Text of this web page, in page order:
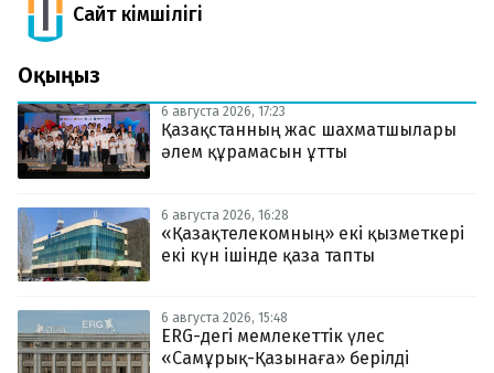
Сайт Әкімшілігі
Оқыңыз
6 августа 2026, 17:23
Қазақстанның жас шахматшылары
әлем құрамасын ұтты
6 августа 2026, 16:28
«Қазақтелекомның» екі қызметкері
екі күн ішінде қаза тапты
6 августа 2026, 15:48
ERG-дегі мемлекеттік үлес
«Самұрық-Қазынаға» берілді